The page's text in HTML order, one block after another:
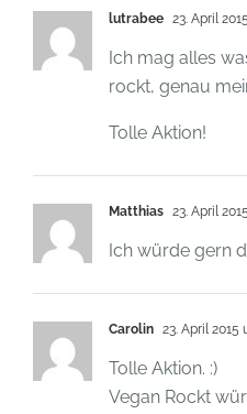
lutrabee 23. April
Ich mag alles
rockt, genau
Tolle Aktion!
Matthias 23. April
Ich würde gern
Carolin 23. April 2015
Tolle Aktion. :)
Vegan Rockt